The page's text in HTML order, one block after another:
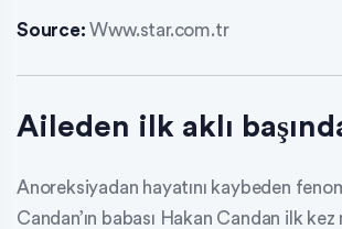
Source: Www.star.com.tr
Aileden ilk aklı
Anoreksiyadan hayatını kaybeden
Candan’ın babası Hakan Candan ilk